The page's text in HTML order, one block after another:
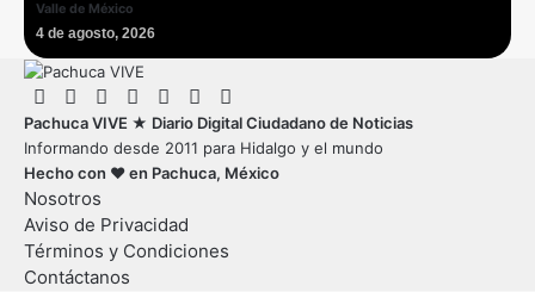
Valle de México
4 de agosto, 2026
Pachuca VIVE ★ Diario Digital Ciudadano de Noticias
Informando desde 2011 para Hidalgo y el mundo
Hecho con ♥ en Pachuca, México
Nosotros
Aviso de Privacidad
Términos y Condiciones
Contáctanos